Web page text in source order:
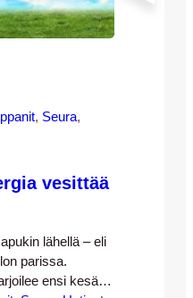
, Seura
vesittää
lähellä – eli
parissa.
ensi kesänä